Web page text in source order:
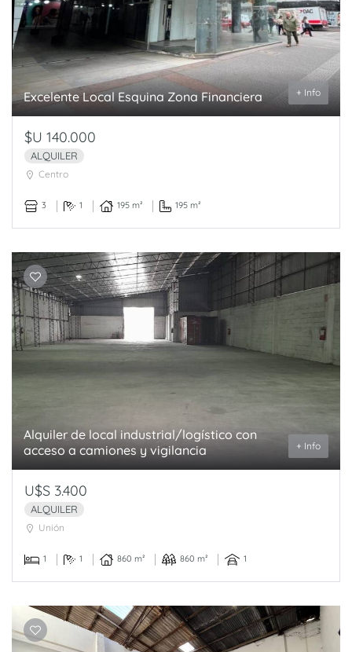
Excelente Local Esquina Zona Financiera + Info
$U 140.000
ALQUILER
Centro
3 1 195 m² 195 m²
Alquiler de local industrial/logístico con
acceso a camiones y vigilancia
+ Info
U$S 3.400
ALQUILER
Unión
1 1 860 m² 860 m² 1